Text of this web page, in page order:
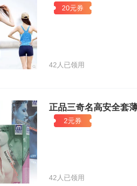
20元券
42人已领用
正品三奇名高安全套
2元券
42人已领用